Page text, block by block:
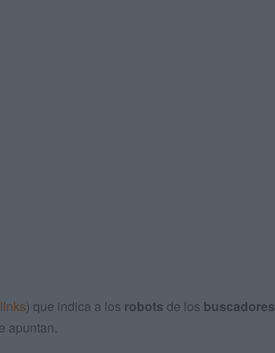
links) que indica a los robots de los buscadores
apuntan.